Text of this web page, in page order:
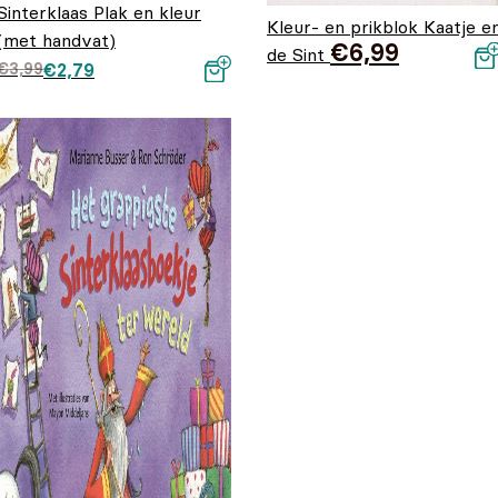
Plak en kleur
handvat)
3,99
prijs
€2,79prijs is:
Kleur- en prikblok Kaatje
de Sint €6,99